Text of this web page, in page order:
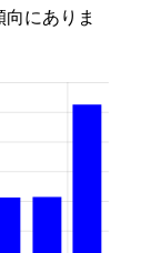
にありま